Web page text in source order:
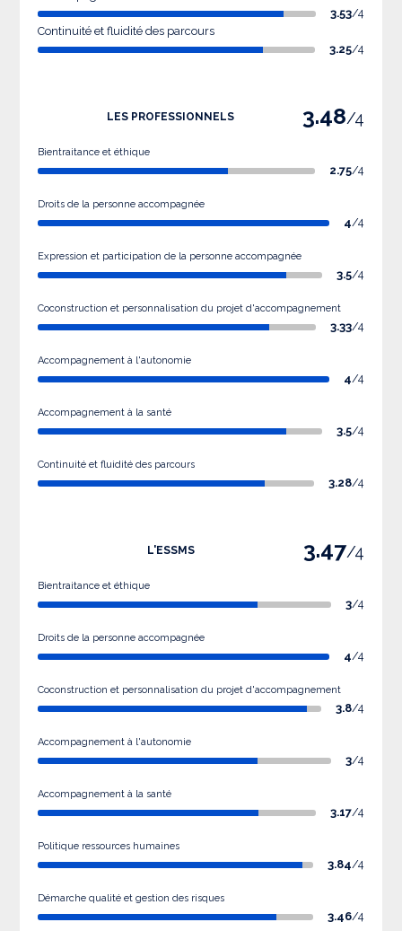
3.53/4
Continuité et fluidité des parcours
3.25/4
LES PROFESSIONNELS 3.48/4
Bientraitance et éthique
2.75/4
Droits de la personne accompagnée
4/4
Expression et participation de la personne accompagnée
3.5/4
Coconstruction et personnalisation du projet d'accompagnement
3.33/4
Accompagnement à l'autonomie
4/4
Accompagnement à la santé
3.5/4
Continuité et fluidité des parcours
3.28/4
L'ESSMS 3.47/4
Bientraitance et éthique
3/4
Droits de la personne accompagnée
4/4
Coconstruction et personnalisation du projet d'accompagnement
3.8/4
Accompagnement à l'autonomie
3/4
Accompagnement à la santé
3.17/4
Politique ressources humaines
3.84/4
Démarche qualité et gestion des risques
3.46/4